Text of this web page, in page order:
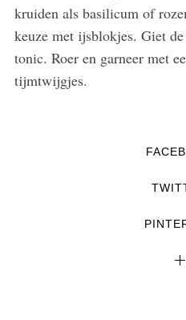
kruiden als basilicum of
keuze met ijsblokjes. Giet
tonic. Roer en garneer met
tijmtwijgjes.